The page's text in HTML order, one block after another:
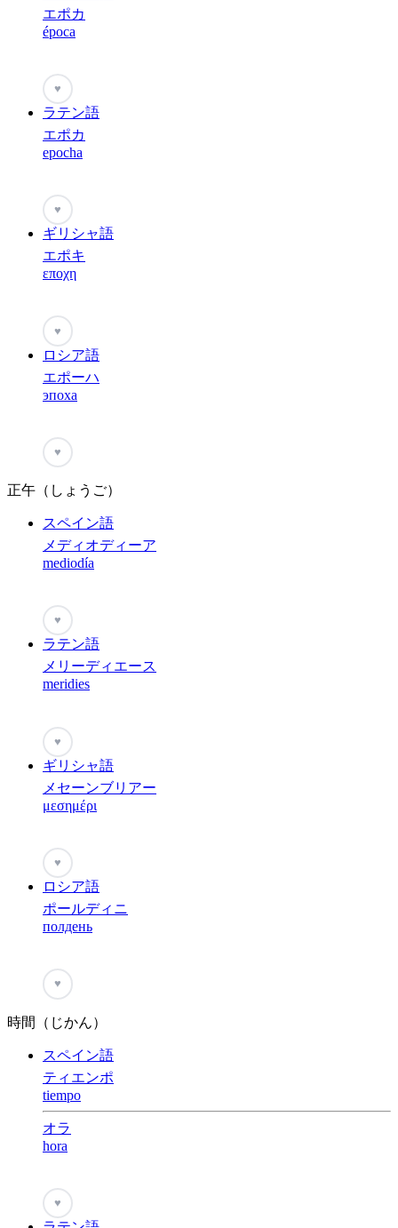
エポカ
época
♥
ラテン語
エポカ
epocha
♥
ギリシャ語
エポキ
εποχη
♥
ロシア語
エポーハ
эпоха
♥
正午（しょうご）
スペイン語
メディオディーア
mediodía
♥
ラテン語
メリーディエース
meridies
♥
ギリシャ語
メセーンブリアー
μεσημέρι
♥
ロシア語
ポールディニ
полдень
♥
時間（じかん）
スペイン語
ティエンポ
tiempo
オラ
hora
♥